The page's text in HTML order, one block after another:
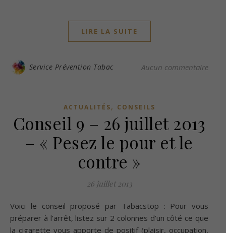
LIRE LA SUITE
Service Prévention Tabac Aucun commentaire
ACTUALITÉS, CONSEILS
Conseil 9 – 26 juillet 2013
– « Pesez le pour et le
contre »
26 juillet 2013
Voici le conseil proposé par Tabacstop : Pour vous
préparer à l’arrêt, listez sur 2 colonnes d’un côté ce que
la cigarette vous apporte de positif (plaisir, occupation,